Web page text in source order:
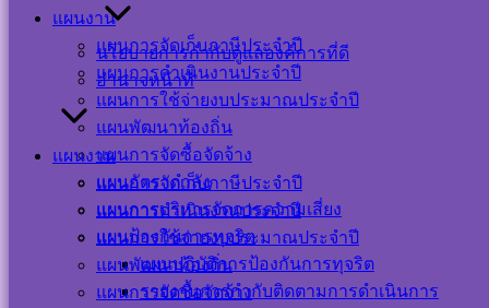
แผนงาน
แผนการจัดเก็บภาษีประจำปี
แผนการดำเนินงานประจำปี
แผนการใช้จ่ายงบประมาณประจำปี
แผนพัฒนาท้องถิ่น
แผนการจัดซื้อจัดจ้าง
แผนอัตรากำลัง
แผนการบริหารจัดการความเสี่ยง
แผนป้องกันการทุจริต
แผนปฏิบัติการป้องกันการทุจริต
รายงานการกำกับติดตามการดำเนินการ
นโยบายการกำกับดูแลองค์การที่ดี
อำนาจหน้าที่
แผนงาน
แผนการจัดเก็บภาษีประจำปี
แผนการดำเนินงานประจำปี
แผนการใช้จ่ายงบประมาณประจำปี
แผนพัฒนาท้องถิ่น
แผนการจัดซื้อจัดจ้าง
Visitor Counter
Users Today : 17
Users This Month :
Users This Year :